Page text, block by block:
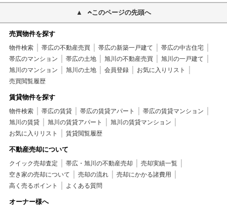
このページの先頭へ
売買物件を探す
物件検索 帯広の不動産売買 帯広の新築一戸建て
帯広の中古住宅
帯広のマンション
帯広の土地 旭川の不動産売買
旭川の一戸建て
旭川のマンション
旭川の土地 会員登録
お気に入りリスト
売買閲覧履歴
賃貸物件を探す
物件検索 帯広の賃貸 帯広の賃貸アパート
帯広の賃貸マンション
旭川の賃貸
旭川の賃貸アパート
旭川の賃貸マンション
お気に入りリスト
賃貸閲覧履歴
不動産売却について
クイック売却査定 帯広・旭川の不動産売却
売却実績一覧
空き家の売却について
売却の流れ
売却にかかる諸費用
高く売るポイント
よくある質問
オーナー様へ